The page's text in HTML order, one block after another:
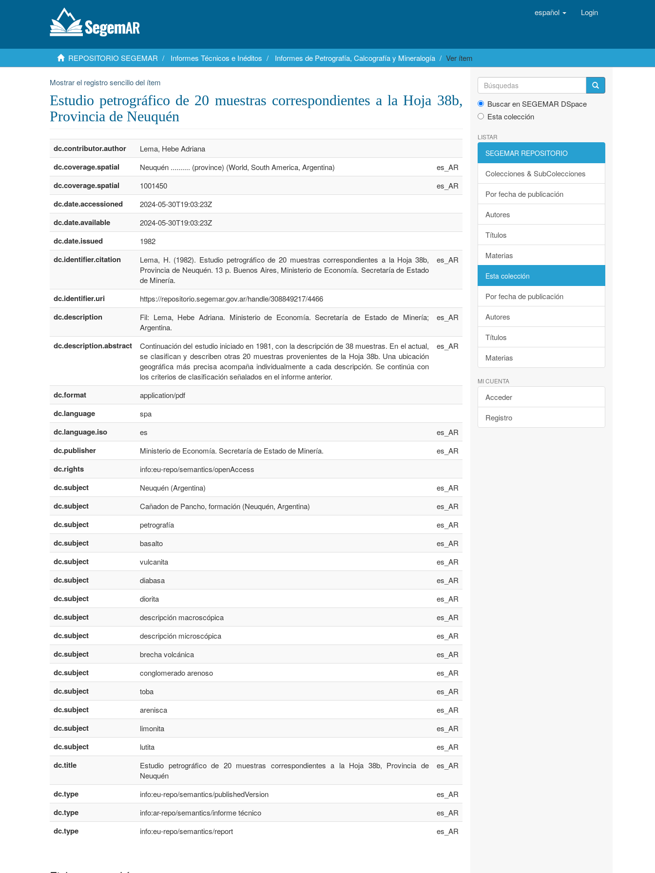
español Login
REPOSITORIO SEGEMAR Informes Técnicos e Inéditos Informes de Petrografía, Calcografía y Mineralogía Ver ítem
Mostrar el registro sencillo del ítem
Estudio petrográfico de 20 muestras correspondientes a la Hoja 38b,
Provincia de Neuquén
dc.contributor.author Lema, Hebe Adriana
dc.coverage.spatial Neuquén .......... (province) (World, South America, Argentina) es_AR
dc.coverage.spatial 1001450 es_AR
dc.date.accessioned 2024-05-30T19:03:23Z
dc.date.available 2024-05-30T19:03:23Z
dc.date.issued 1982
dc.identifier.citation
Lema, H. (1982). Estudio petrográfico de 20 muestras correspondientes a la Hoja 38b,
Provincia de Neuquén. 13 p. Buenos Aires, Ministerio de Economía. Secretaría de Estado
de Minería.
es_AR
dc.identifier.uri https://repositorio.segemar.gov.ar/handle/308849217/4466
dc.description
Fil: Lema, Hebe Adriana. Ministerio de Economía. Secretaría de Estado de Minería;
Argentina.
es_AR
dc.description.abstract
Continuación del estudio iniciado en 1981, con la descripción de 38 muestras. En el actual,
se clasifican y describen otras 20 muestras provenientes de la Hoja 38b. Una ubicación
geográfica más precisa acompaña individualmente a cada descripción. Se continúa con
los criterios de clasificación señalados en el informe anterior.
es_AR
dc.format application/pdf
dc.language spa
dc.language.iso es es_AR
dc.publisher Ministerio de Economía. Secretaría de Estado de Minería. es_AR
dc.rights info:eu-repo/semantics/openAccess
dc.subject Neuquén (Argentina) es_AR
dc.subject Cañadon de Pancho, formación (Neuquén, Argentina) es_AR
dc.subject petrografía es_AR
dc.subject basalto es_AR
dc.subject vulcanita es_AR
dc.subject diabasa es_AR
dc.subject diorita es_AR
dc.subject descripción macroscópica es_AR
dc.subject descripción microscópica es_AR
dc.subject brecha volcánica es_AR
dc.subject conglomerado arenoso es_AR
dc.subject toba es_AR
dc.subject arenisca es_AR
dc.subject limonita es_AR
dc.subject lutita es_AR
dc.title
Estudio petrográfico de 20 muestras correspondientes a la Hoja 38b, Provincia de
Neuquén
es_AR
dc.type info:eu-repo/semantics/publishedVersion es_AR
dc.type info:ar-repo/semantics/informe técnico es_AR
dc.type info:eu-repo/semantics/report es_AR
Buscar en SEGEMAR DSpace
Esta colección
LISTAR
SEGEMAR REPOSITORIO
Colecciones & SubColecciones
Por fecha de publicación
Autores
Títulos
Materias
Esta colección
Por fecha de publicación
Autores
Títulos
Materias
MI CUENTA
Acceder
Registro